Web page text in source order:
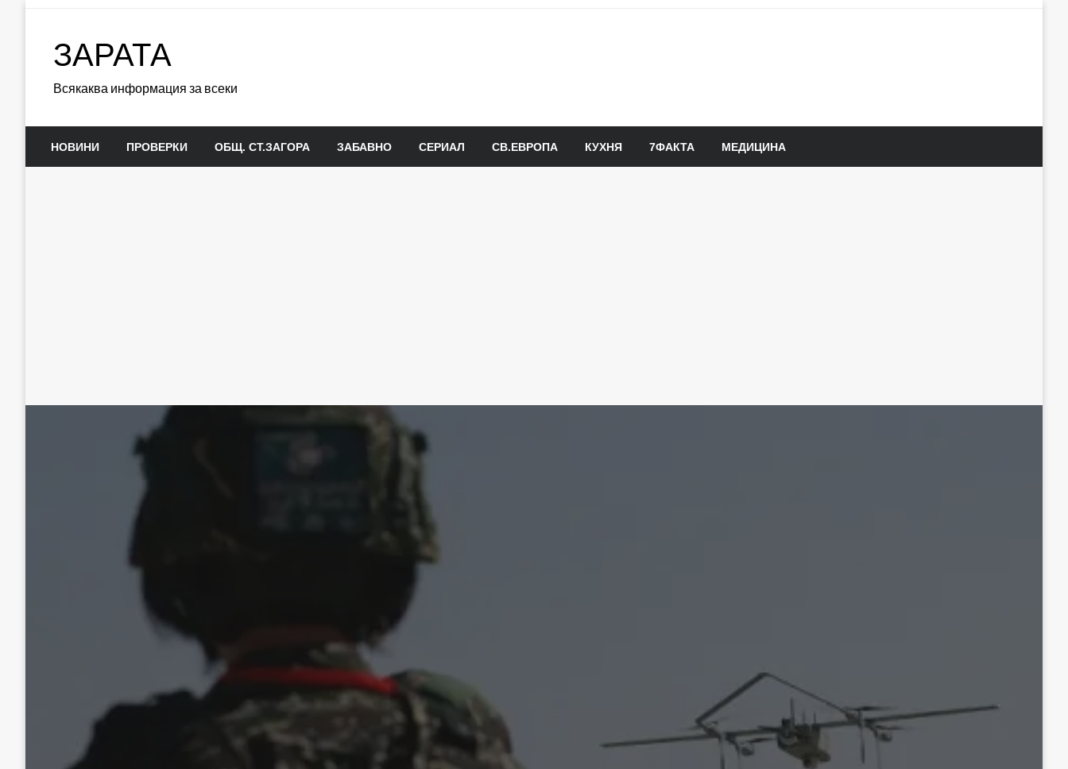
ЗАРАТА
Всякаква информация за всеки
НОВИНИ ПРОВЕРКИ ОБЩ. СТ.ЗАГОРА ЗАБАВНО СЕРИАЛ СВ.ЕВРОПА КУХНЯ 7ФАКТА МЕДИЦИНА